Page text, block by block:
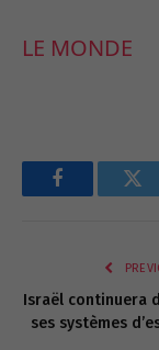
LE MONDE
Facebook
Israël continuera
ses systèmes